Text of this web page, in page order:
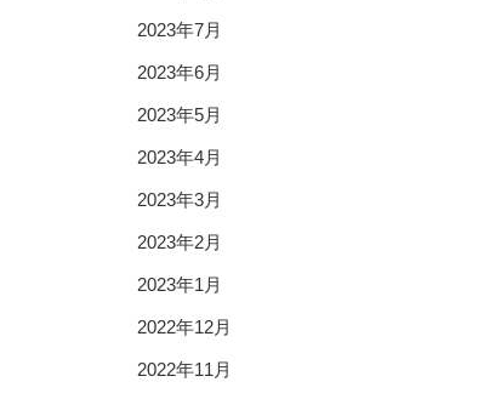
2023年7月
2023年6月
2023年5月
2023年4月
2023年3月
2023年2月
2023年1月
2022年12月
2022年11月